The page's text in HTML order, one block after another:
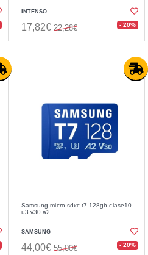
INTENSO
17,82€ 22,28€ - 20%
Samsung micro sdxc t7 128gb clase10
u3 v30 a2
SAMSUNG
44,00€ 55,00€ - 20%